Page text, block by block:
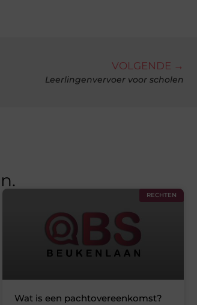
VOLGENDE →
Leerlingenvervoer voor scholen
RECHTEN
Wat is een pachtovereenkomst?